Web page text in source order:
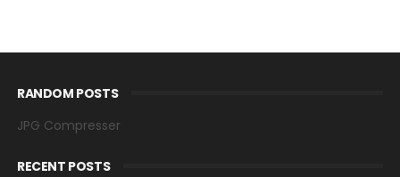
RANDOM POSTS
JPG Compresser
RECENT POSTS